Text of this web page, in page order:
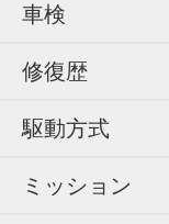
車検
修復歴
駆動方式
ミッション